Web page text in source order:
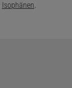
Isophänen.